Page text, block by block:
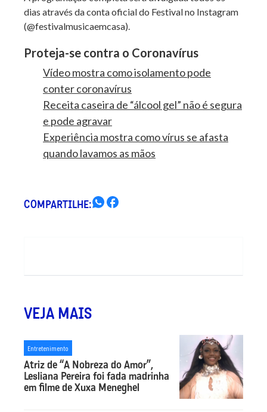
dias através da conta oficial do Festival no Instagram
(@festivalmusicaemcasa).
Proteja-se contra o Coronavírus
Vídeo mostra como isolamento pode
conter coronavírus
Receita caseira de “álcool gel” não é segura
e pode agravar
Experiência mostra como vírus se afasta
quando lavamos as mãos
COMPARTILHE:
VEJA MAIS
Entretenimento
Atriz de “A Nobreza do Amor”,
Lesliana Pereira foi fada madrinha
em filme de Xuxa Meneghel